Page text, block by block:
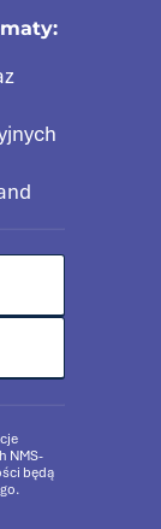
NMS-
będą